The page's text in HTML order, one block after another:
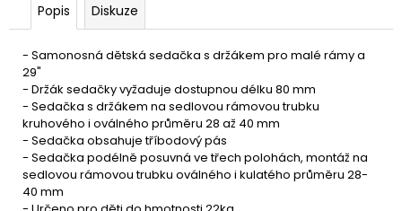
Popis Diskuze
- Samonosná dětská sedačka s držákem pro malé rámy a
29"
- Držák sedačky vyžaduje dostupnou délku 80 mm
- Sedačka s držákem na sedlovou rámovou trubku
kruhového i oválného průměru 28 až 40 mm
- Sedačka obsahuje tříbodový pás
- Sedačka podélně posuvná ve třech polohách, montáž na
sedlovou rámovou trubku oválného i kulatého průměru 28-
40 mm
č
u
e
m
e